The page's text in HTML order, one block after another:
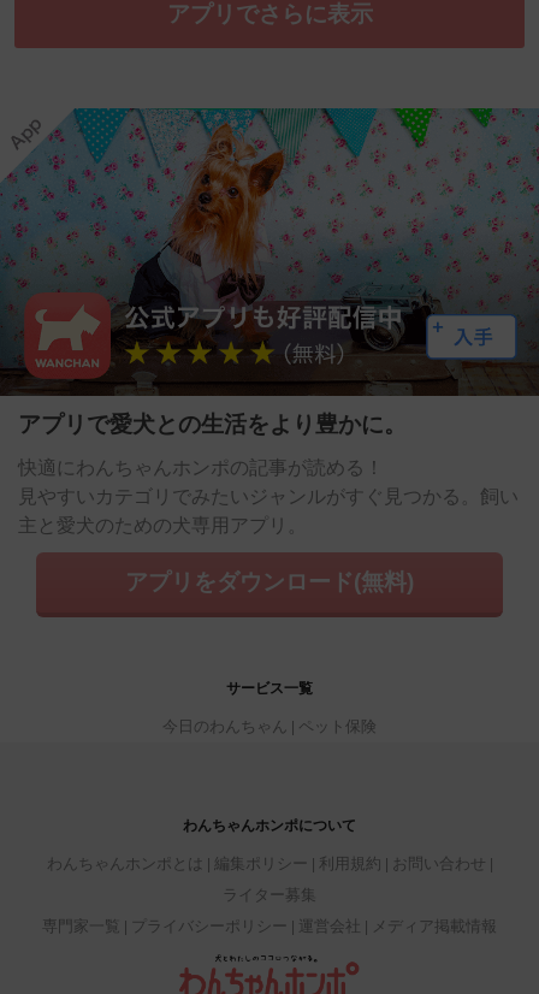
アプリでさらに表示
アプリで愛犬との生活をより豊かに。
快適にわんちゃんホンポの記事が読める！
見やすいカテゴリでみたいジャンルがすぐ見つかる。飼い
主と愛犬のための犬専用アプリ。
アプリをダウンロード(無料)
サービス一覧
今日のわんちゃん ペット保険
わんちゃんホンポについて
わんちゃんホンポとは 編集ポリシー 利用規約
お問い合わせ
ライター募集
専門家一覧
プライバシーポリシー 運営会社 メディア掲載情報